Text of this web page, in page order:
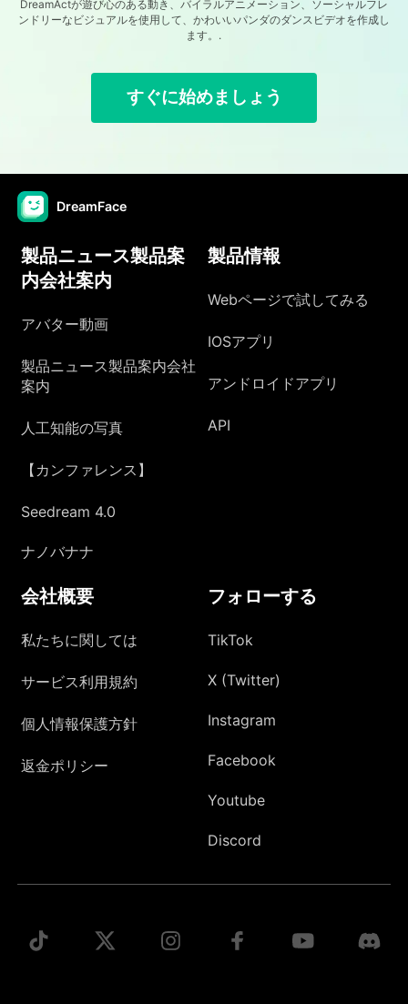
DreamActが遊び心のある動き、バイラルアニメーション、ソーシャルフレ
ンドリーなビジュアルを使用して、かわいいパンダのダンスビデオを作成し
ます。.
すぐに始めましょう
DreamFace
製品ニュース製品案
内会社案内
アバター動画
製品ニュース製品案内会社
案内
人工知能の写真
【カンファレンス】
Seedream 4.0
ナノバナナ
製品情報
Webページで試してみる
IOSアプリ
アンドロイドアプリ
API
会社概要
私たちに関しては
サービス利用規約
個人情報保護方針
返金ポリシー
フォローする
TikTok
X (Twitter)
Instagram
Facebook
Youtube
Discord